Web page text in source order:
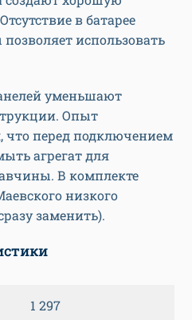
в батарее
использовать
уменьшают
Опыт
что перед подключением
агрегат для
В комплекте
низкого
заменить).
1 297